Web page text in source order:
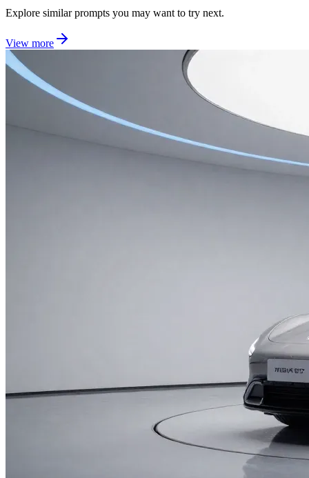
Explore similar prompts you may want to try next.
View more